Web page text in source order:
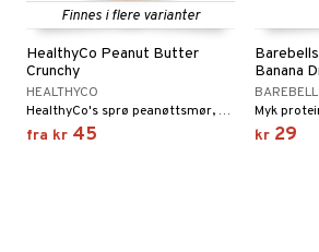
Finnes i flere varianter
HealthyCo Peanut Butter
Crunchy
HEALTHYCO
HealthyCo's sprø peanøttsmør, helt uten tilsatt sukker, fri for palmeolje og med en naturlig god smak.
fra kr 45
Banana
kr 29